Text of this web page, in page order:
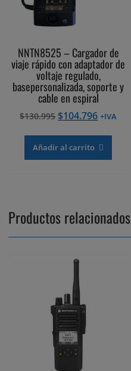
NNTN8525 – Cargador de
viaje rápido con adaptador de
voltaje regulado,
basepersonalizada, soporte y
cable en espiral
$130.995 El
original
era:
$104.796El
actual
es:
+IVA
Añadir al carrito
Productos relacionados